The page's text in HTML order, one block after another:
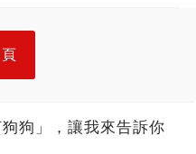
狗」，讓我來告訴你